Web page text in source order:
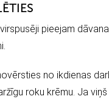
pieejam
no ikdienas
roku krēmu. Ja